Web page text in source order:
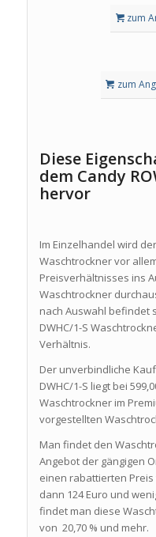
zum
zum
Diese
dem Candy
hervor
Im Einzelhandel wird
Waschtrockner vor
Preisverhältnisses ins
Waschtrockner
nach Auswahl befindet
DWHC/1-S
Verhältnis.
Der unverbindliche
DWHC/1-S liegt bei
Waschtrockner im
vorgestellten
Man findet den
Angebot der gängigen
einen rabattierten Preis
dann 124 Euro und
findet man diese
von 20,70 % und mehr.